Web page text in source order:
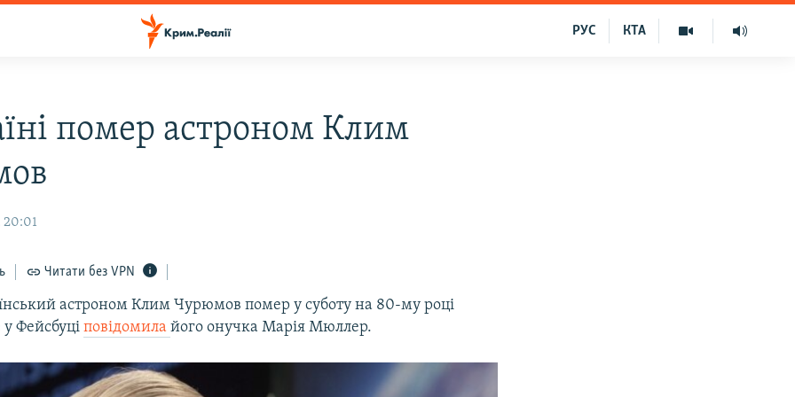
КТА
РУС
помер астроном Клим
20:01
Читати без VPN
астроном Клим Чурюмов помер у суботу на 80-му році
Фейсбуціповідомилайого онучка Марія Мюллер.